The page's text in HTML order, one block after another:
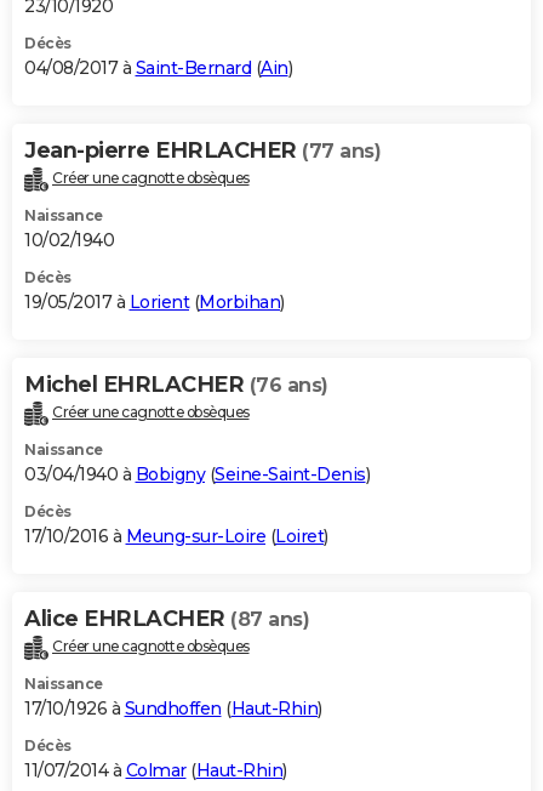
23/10/1920
Décès
04/08/2017 à Saint-Bernard (Ain)
Jean-pierre EHRLACHER (77 ans)
Créer une cagnotte obsèques
Naissance
10/02/1940
Décès
19/05/2017 à Lorient(Morbihan)
Michel EHRLACHER (76 ans)
Créer une cagnotte obsèques
Naissance
03/04/1940 à Bobigny(Seine-Saint-Denis)
Décès
17/10/2016 à Meung-sur-Loire (Loiret)
Alice EHRLACHER (87 ans)
Créer une cagnotte obsèques
Naissance
17/10/1926 à Sundhoffen (Haut-Rhin)
Décès
11/07/2014 à Colmar(Haut-Rhin)